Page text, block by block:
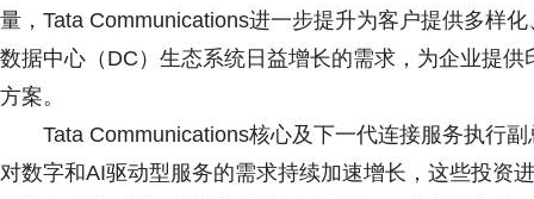
量，Tata Communications进一步提升为客户提供多样
数据中心（DC）生态系统日益增长的需求，为企业提
方案。
Tata Communications核心及下一代连接服务执行
对数字和AI驱动型服务的需求持续加速增长，这些投资